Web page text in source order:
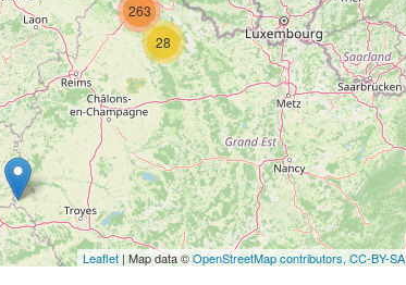
28
263
Leaflet | Map data ©OpenStreetMap contributors, CC-BY-SA